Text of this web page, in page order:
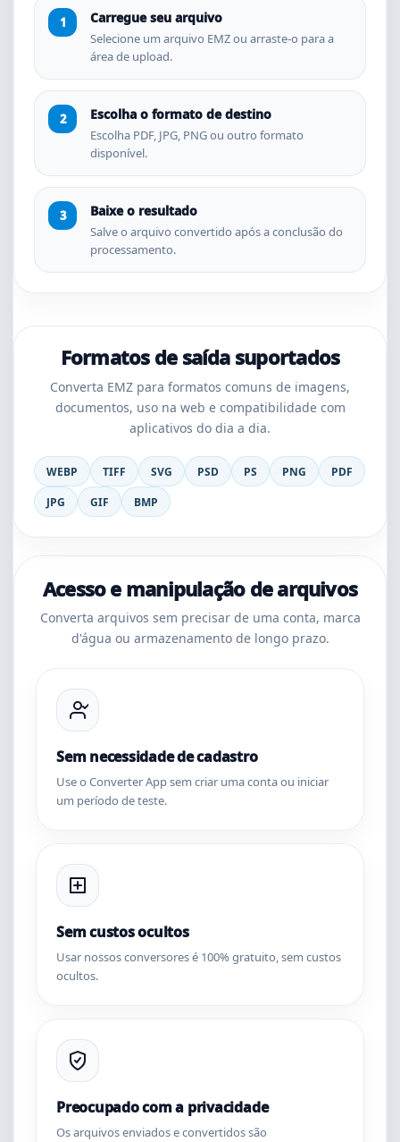
Carregue seu arquivo
Selecione um arquivo EMZ ou arraste-o para a
área de upload.
Escolha o formato de destino
Escolha PDF, JPG, PNG ou outro formato
disponível.
Baixe o resultado
Salve o arquivo convertido após a conclusão do
processamento.
Formatos de saída suportados
Converta EMZ para formatos comuns de imagens,
documentos, uso na web e compatibilidade com
aplicativos do dia a dia.
WEBP TIFF SVG PSD PS PNG
PDF
JPG
GIF BMP
Acesso e manipulação de arquivos
Converta arquivos sem precisar de uma conta, marca
d'água ou armazenamento de longo prazo.
Sem necessidade de cadastro
Use o Converter App sem criar uma conta ou iniciar
um período de teste.
Sem custos ocultos
Usar nossos conversores é 100% gratuito, sem custos
ocultos.
Preocupado com a privacidade
Os arquivos enviados e convertidos são